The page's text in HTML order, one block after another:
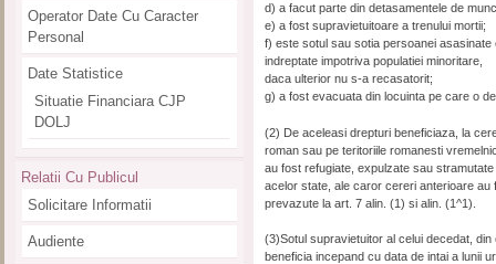
d) a facut parte din detasamentele de
e) a fost supravietuitoare a trenului mortii;
f) este sotul sau sotia persoanei
indreptate impotriva populatiei minoritare,
daca ulterior nu s-a recasatorit;
g) a fost evacuata din locuinta pe care o
(2) De aceleasi drepturi beneficiaza, la
roman sau pe teritoriile romanesti
au fost refugiate, expulzate sau
acelor state, ale caror cereri anterioare
prevazute la art. 7 alin. (1) si alin. (1^1).
(3)Sotul supravietuitor al celui decedat,
beneficia incepand cu data de intai a lunii
Operator Date Cu Caracter
Personal
Date Statistice
Situatie Financiara CJP
DOLJ
Relatii Cu Publicul
Solicitare Informatii
Audiente